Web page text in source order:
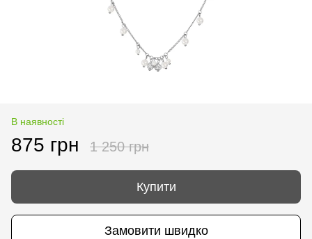
В наявності
875 грн 1 250 грн
Купити
Замовити швидко